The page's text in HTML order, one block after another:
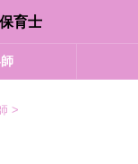
育士
>